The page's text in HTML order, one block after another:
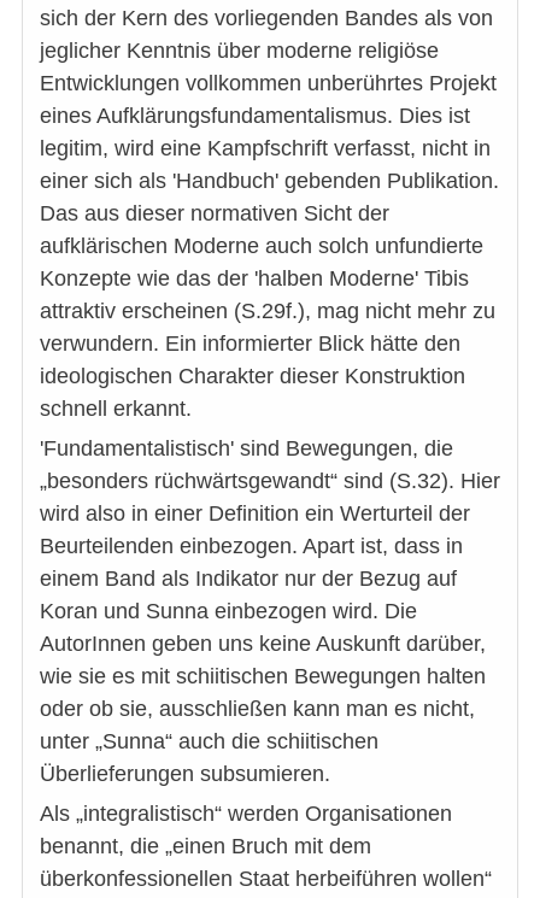
sich der Kern des vorliegenden Bandes als von
jeglicher Kenntnis über moderne religiöse
Entwicklungen vollkommen unberührtes Projekt
eines Aufklärungsfundamentalismus. Dies ist
legitim, wird eine Kampfschrift verfasst, nicht in
einer sich als 'Handbuch' gebenden Publikation.
Das aus dieser normativen Sicht der
aufklärischen Moderne auch solch unfundierte
Konzepte wie das der 'halben Moderne' Tibis
attraktiv erscheinen (S.29f.), mag nicht mehr zu
verwundern. Ein informierter Blick hätte den
ideologischen Charakter dieser Konstruktion
schnell erkannt.
'Fundamentalistisch' sind Bewegungen, die
„besonders rüchwärtsgewandt“ sind (S.32). Hier
wird also in einer Definition ein Werturteil der
Beurteilenden einbezogen. Apart ist, dass in
einem Band als Indikator nur der Bezug auf
Koran und Sunna einbezogen wird. Die
AutorInnen geben uns keine Auskunft darüber,
wie sie es mit schiitischen Bewegungen halten
oder ob sie, ausschließen kann man es nicht,
unter „Sunna“ auch die schiitischen
Überlieferungen subsumieren.
Als „integralistisch“ werden Organisationen
benannt, die „einen Bruch mit dem
überkonfessionellen Staat herbeiführen wollen“